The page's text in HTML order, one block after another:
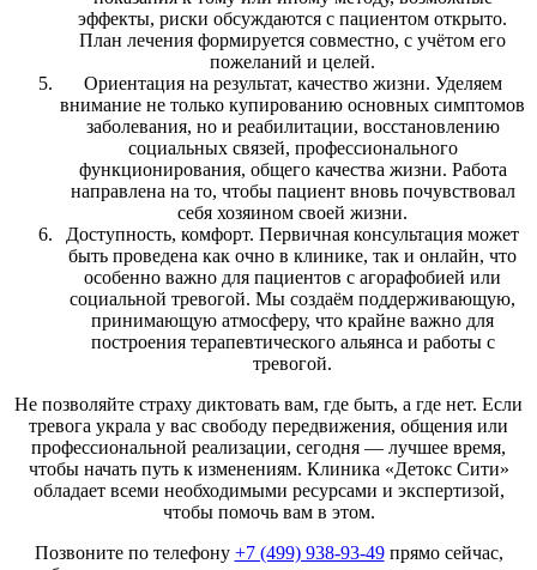
эффекты, риски обсуждаются с пациентом открыто.
План лечения формируется совместно, с учётом его
пожеланий и целей.
Ориентация на результат, качество жизни. Уделяем
внимание не только купированию основных симптомов
заболевания, но и реабилитации, восстановлению
социальных связей, профессионального
функционирования, общего качества жизни. Работа
направлена на то, чтобы пациент вновь почувствовал
себя хозяином своей жизни.
Доступность, комфорт. Первичная консультация может
быть проведена как очно в клинике, так и онлайн, что
особенно важно для пациентов с агорафобией или
социальной тревогой. Мы создаём поддерживающую,
принимающую атмосферу, что крайне важно для
построения терапевтического альянса и работы с
тревогой.
Не позволяйте страху диктовать вам, где быть, а где нет. Если
тревога украла у вас свободу передвижения, общения или
профессиональной реализации, сегодня — лучшее время,
чтобы начать путь к изменениям. Клиника «Детокс Сити»
обладает всеми необходимыми ресурсами и экспертизой,
чтобы помочь вам в этом.
Позвоните по телефону +7 (499) 938-93-49прямо сейчас,